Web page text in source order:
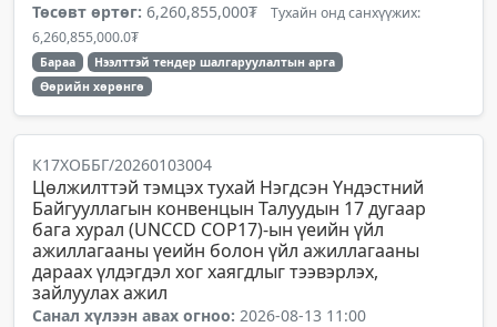
Төсөвт өртөг: 6,260,855,000₮ Тухайн онд санхүүжих:
6,260,855,000.0₮
Бараа
Нээлттэй тендер шалгаруулалтын арга
Өөрийн хөрөнгө
К17ХОББГ/20260103004
Цөлжилттэй тэмцэх тухай Нэгдсэн Үндэстний
Байгууллагын конвенцын Талуудын 17 дугаар
бага хурал (UNCCD COP17)-ын үеийн үйл
ажиллагааны үеийн болон үйл ажиллагааны
дараах үлдэгдэл хог хаягдлыг тээвэрлэх,
зайлуулах ажил
Санал хүлээн авах огноо: 2026-08-13 11:00